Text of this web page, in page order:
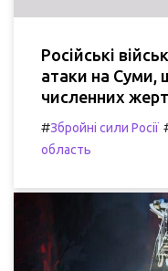
Російські
атаки на Суми,
численних
#Збройні сили Росії
область